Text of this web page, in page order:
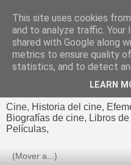
El cultural
Cine, Historia del cine,
Biografías de cine, Libros
Películas,
This site uses cookies
and to analyze traffic. Your
shared with Google along
metrics to ensure quality
statistics, and to detect
LEARN